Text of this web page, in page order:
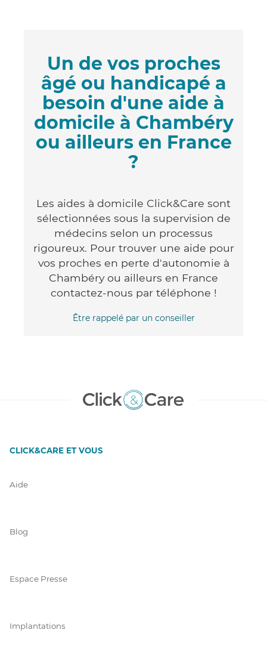
Un de vos proches
âgé ou handicapé a
besoin d'une aide à
domicile à Chambéry
ou ailleurs en France
?
Les aides à domicile Click&Care sont
sélectionnées sous la supervision de
médecins selon un processus
rigoureux. Pour trouver une aide pour
vos proches en perte d'autonomie à
Chambéry ou ailleurs en France
contactez-nous par téléphone !
Être rappelé par un conseiller
CLICK&CARE ET VOUS
Aide
Blog
Espace Presse
Implantations